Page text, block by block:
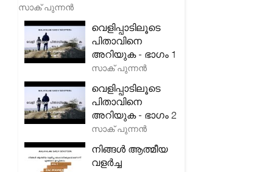
സാക് പുന്നൻ
വെളിപ്പാടിലൂടെ
പിതാവിനെ
അറിയുക - ഭാഗം 1
സാക് പുന്നൻ
വെളിപ്പാടിലൂടെ
പിതാവിനെ
അറിയുക - ഭാഗം 2
സാക് പുന്നൻ
നിങ്ങൾ ആത്മീയ
വളർച്ച